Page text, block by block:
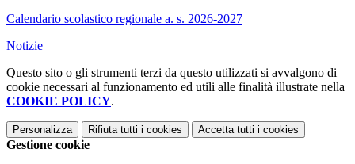
Calendario scolastico regionale a. s. 2026-2027
Notizie
Questo sito o gli strumenti terzi da questo utilizzati si avvalgono di
cookie necessari al funzionamento ed utili alle finalità illustrate nella
COOKIE POLICY.
Personalizza Rifiuta tutti i cookies Accetta tutti i cookies
Gestione cookie